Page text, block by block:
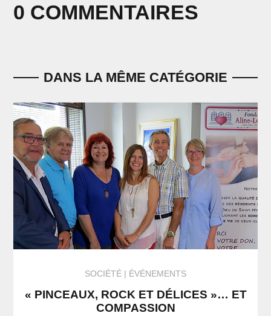
0 COMMENTAIRES
DANS LA MÊME CATÉGORIE
SOCIÉTÉ ÉVÉNEMENTS
« PINCEAUX, ROCK ET DÉLICES »… ET
COMPASSION